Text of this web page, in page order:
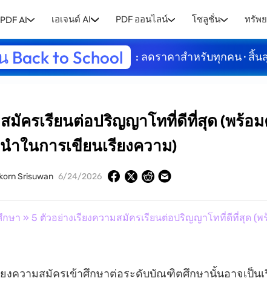
AI เอเจนต์ AI PDF ออนไลน์ โซลูชั่น ทรัพ
Back to School : ลดราคาสำหรับทุกคน · สิ้น
สมัครเรียนต่อปริญญาโทที่ดีที่สุด (พร้อ
ำในการเขียนเรียงความ)
Srisuwan 6/24/2026
กษา » 5 ตัวอย่างเรียงความสมัครเรียนต่อปริญญาโทที่ดีที่สุด (
ยงความสมัครเข้าศึกษาต่อระดับบัณฑิตศึกษานั้นอาจเป็น